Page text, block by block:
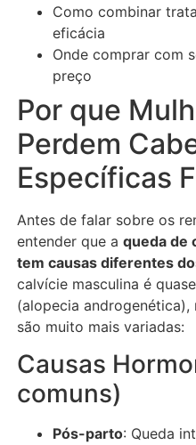
Como combinar
eficácia
Onde comprar com
preço
Por que
Perdem
Específicas
Antes de falar sobre os
entender que a queda de
tem causas diferentes
calvície masculina é
(alopecia androgenética),
são muito mais variadas:
Causas
comuns)
Pós-parto: Queda